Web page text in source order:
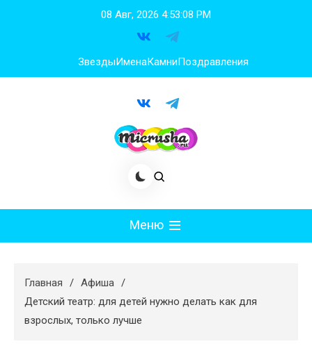
08 Авг, 2026 4:53:08 PM
ЗвездыИменаКамниПоздравления
Меню
Худеем
Психология
Главная
Афиша
Детский театр: для детей нужно делать как для
взрослых, только лучше